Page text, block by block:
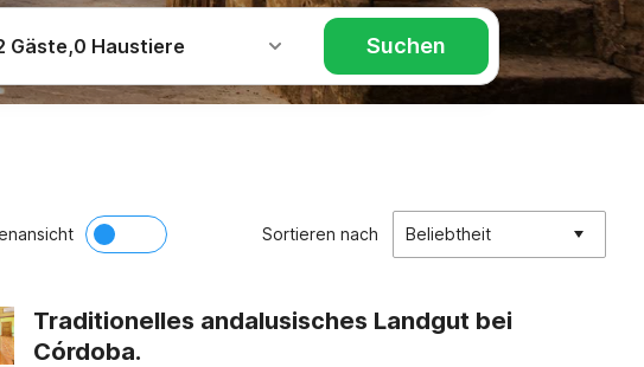
Gäste,0 Haustiere Suchen
Sortieren nach Beliebtheit
Traditionelles andalusisches Landgut bei
Córdoba.